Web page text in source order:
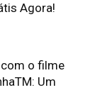
Agora!
com o filme
Um